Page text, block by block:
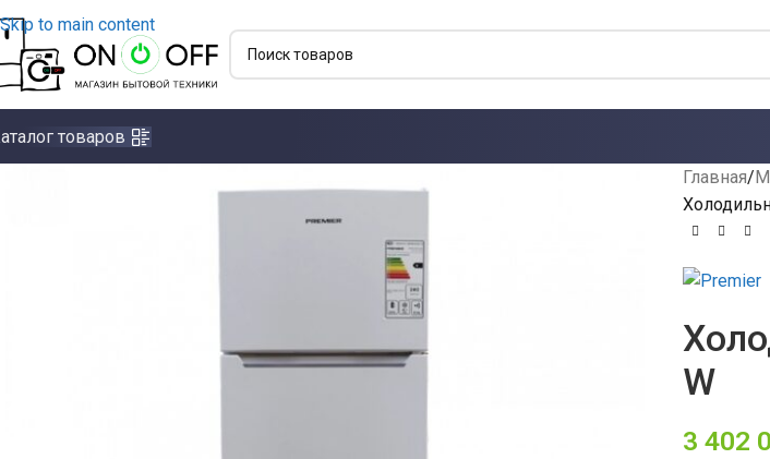
Skip to main content
товаров
Главная
W
3 402